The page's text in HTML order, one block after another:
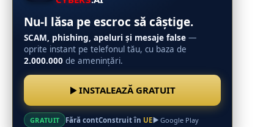
Nu-l lăsa pe escroc să câștige.
SCAM, phishing, apeluri și mesaje false —
oprite instant pe telefonul tău, cu baza de
2.000.000 de amenințări.
INSTALEAZĂ GRATUIT
GRATUIT Fără contConstruit în UE Google Play